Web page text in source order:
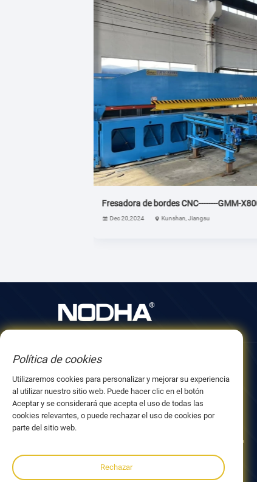
de bordes CNC--------GMM-X8000
Sobre nosotros
Acerca de NODHA
Socio de la empresa
Desarrollo
Equipos de mecanizado in situ
Corte y soldadura orbital
Máquina biseladora de tubos portátil
Equipos para el mecanizado de placas
Política de cookies
Utilizaremos cookies para personalizar y mejorar su experiencia
al utilizar nuestro sitio web. Puede hacer clic en el botón
Aceptar y se considerará que acepta el uso de todas las
cookies relevantes, o puede rechazar el uso de cookies por
parte del sitio web.
Rechazar